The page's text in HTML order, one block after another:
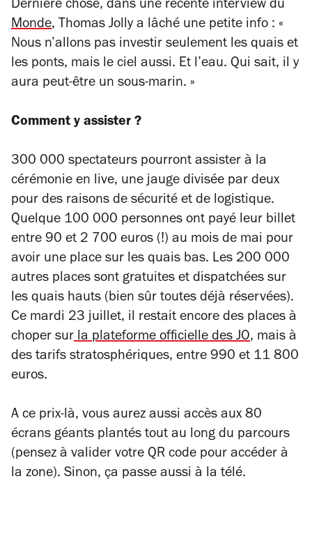
Dernière chose, dans une récente interview du
Monde, Thomas Jolly a lâché une petite info : «
Nous n’allons pas investir seulement les quais et
les ponts, mais le ciel aussi. Et l’eau. Qui sait, il y
aura peut-être un sous-marin. »
Comment y assister ?
300 000 spectateurs pourront assister à la
cérémonie en live, une jauge divisée par deux
pour des raisons de sécurité et de logistique.
Quelque 100 000 personnes ont payé leur billet
entre 90 et 2 700 euros (!) au mois de mai pour
avoir une place sur les quais bas. Les 200 000
autres places sont gratuites et dispatchées sur
les quais hauts (bien sûr toutes déjà réservées).
Ce mardi 23 juillet, il restait encore des places à
choper sur la plateforme officielle des JO, mais à
des tarifs stratosphériques, entre 990 et 11 800
euros.
A ce prix-là, vous aurez aussi accès aux 80
écrans géants plantés tout au long du parcours
(pensez à valider votre QR code pour accéder à
la zone). Sinon, ça passe aussi à la télé.